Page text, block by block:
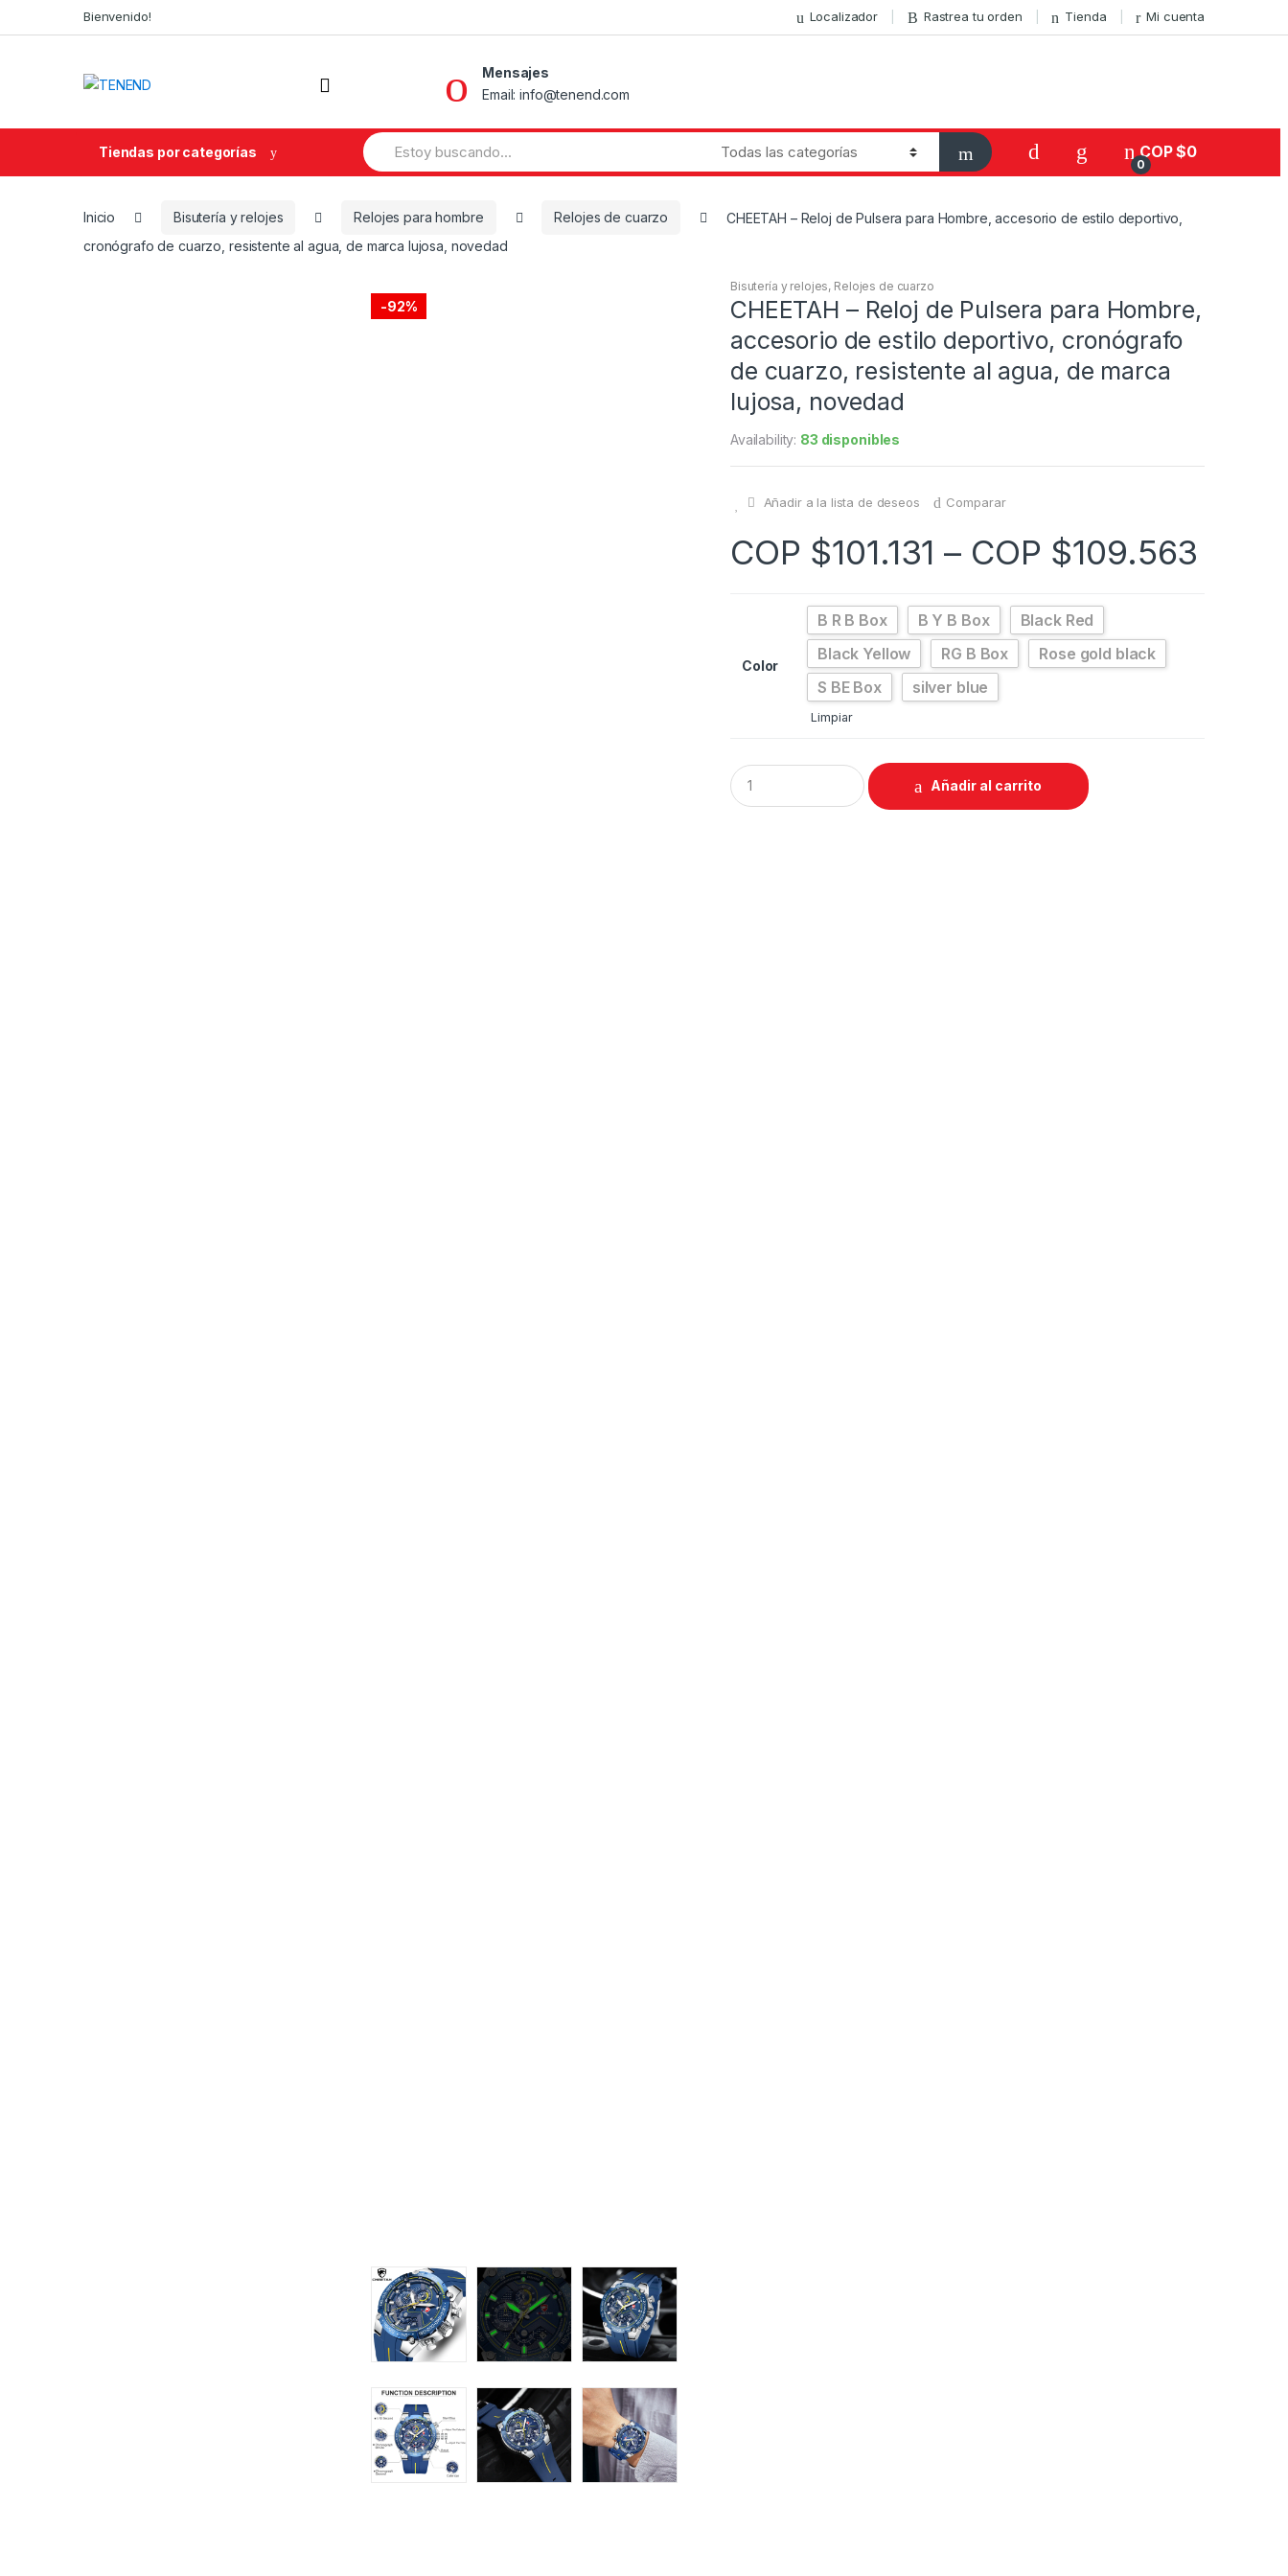
to
to
Bienvenido! Localizador Rastrea tu orden Tienda Mi cuenta
Mensajes
Email: info@tenend.com
Tiendas por categorías
Search
for:
0
COP $0
Inicio Bisutería y relojes Relojes para hombre Relojes de cuarzo
CHEETAH – Reloj de Pulsera para Hombre, accesorio de estilo deportivo,
cronógrafo de cuarzo, resistente al agua, de marca lujosa, novedad
-92%
Bisutería y relojes, Relojes de cuarzo
CHEETAH – Reloj de Pulsera para Hombre,
accesorio de estilo deportivo, cronógrafo
de cuarzo, resistente al agua, de marca
lujosa, novedad
Availability: 83 disponibles
Añadir a la lista de deseos Comparar
COP $101.131 – COP $109.563
Color
B R B Box B Y B Box
Black Red
Black Yellow
RG B Box
Rose gold black
S BE Box
silver blue
Limpiar
Q
u
a
Añadir al carrito